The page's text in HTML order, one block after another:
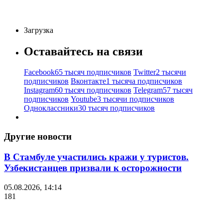
Загрузка
Оставайтесь на связи
Facebook65 тысяч подписчиков Twitter2 тысячи
подписчиков Вконтакте1 тысяча подписчиков
Instagram60 тысяч подписчиков Telegram57 тысяч
подписчиков Youtube3 тысячи подписчиков
Одноклассники30 тысяч подписчиков
Другие новости
В Стамбуле участились кражи у туристов.
Узбекистанцев призвали к осторожности
05.08.2026, 14:14
181